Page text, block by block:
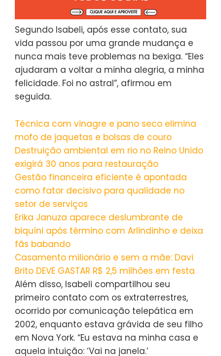
Segundo Isabeli, após esse contato, sua
vida passou por uma grande mudança e
nunca mais teve problemas na bexiga. “Eles
ajudaram a voltar a minha alegria, a minha
felicidade. Foi no astral”, afirmou em
seguida.
Técnica com vinagre e pano seco elimina
mofo de jaquetas e bolsas de couro
Destruição ambiental em rio no Reino Unido
exigirá 30 anos para restauração
Gestão financeira eficiente é apontada
como fator decisivo para qualidade no
setor de serviços
Erika Januza aparece deslumbrante de
biquíni após término com Arlindinho e deixa
fãs babando
Casamento milionário e sem a mãe: Davi
Brito DEVE GASTAR R$ 2,5 milhões em festa
Além disso, Isabeli compartilhou seu
primeiro contato com os extraterrestres,
ocorrido por comunicação telepática em
2002, enquanto estava grávida de seu filho
em Nova York. “Eu estava na minha casa e
aquela intuição: ‘Vai na janela.’